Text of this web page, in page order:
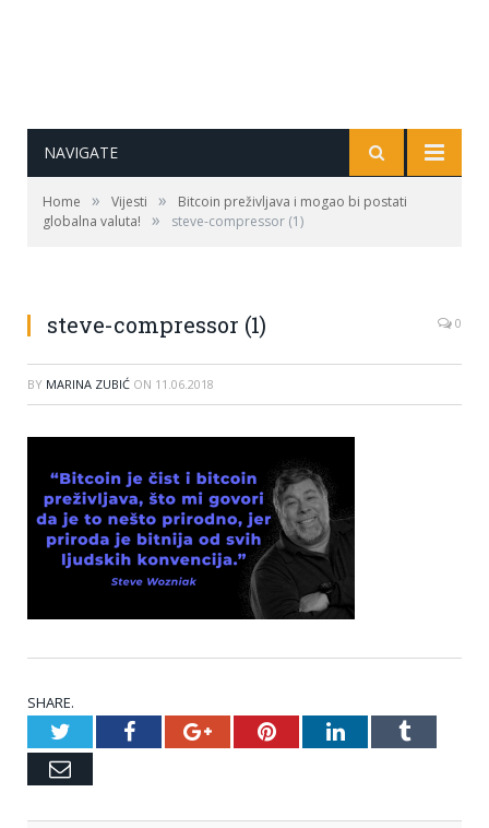
NAVIGATE
Home » Vijesti »
Bitcoin preživljava i mogao bi postati
globalna valuta!
» steve-compressor (1)
steve-compressor (1) 0
BY MARINA ZUBIĆ ON 11.06.2018
SHARE.
TwitterFacebookGoogle+PinterestLinkedInTumblr
Email